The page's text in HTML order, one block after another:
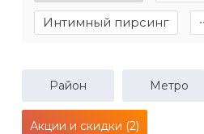
Интимный пирсинг
Район Метро
Акции и скидки (2)